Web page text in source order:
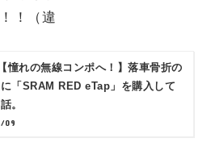
！（違
【憧れの無線コンポへ！】落車骨折の
「SRAM RED eTap」を購入して
。
09